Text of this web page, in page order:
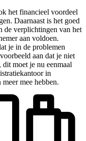
het financieel voordeel
Daarnaast is het goed
de verplichtingen van het
aan voldoen.
je in de problemen
aan dat je niet
moet je nu eenmaal
in
mee hebben.